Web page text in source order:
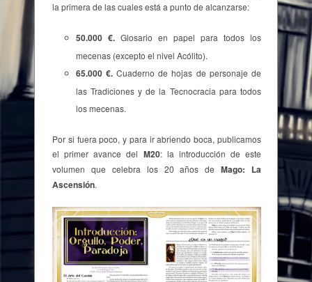
la primera de las cuales está a punto de alcanzarse:
50.000 €.Glosario en papel para todos los
mecenas (excepto el nivel Acólito).
65.000 €.Cuaderno de hojas de personaje de
las Tradiciones y de la Tecnocracia para todos
los mecenas.
Por si fuera poco, y para ir abriendo boca, publicamos
el primer avance del M20: la introducción de este
volumen que celebra los 20 años deMago: La
Ascensión.